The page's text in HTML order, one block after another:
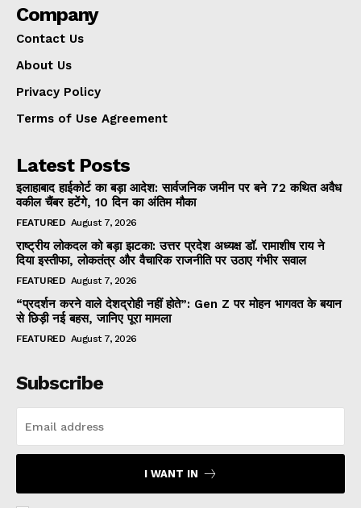
Company
Contact Us
About Us
Privacy Policy
Terms of Use Agreement
Latest Posts
इलाहाबाद हाईकोर्ट का बड़ा आदेश: सार्वजनिक जमीन पर बने 72 कथित अवैध
वकील चैंबर हटेंगे, 10 दिन का अंतिम मौका
FEATURED August 7, 2026
राष्ट्रीय लोकदल को बड़ा झटका: उत्तर प्रदेश अध्यक्ष डॉ. रामाशीष राय ने
दिया इस्तीफा, लोकतंत्र और वैचारिक राजनीति पर उठाए गंभीर सवाल
FEATURED August 7, 2026
“प्रदर्शन करने वाले देशद्रोही नहीं होते”: Gen Z पर मोहन भागवत के बयान
से छिड़ी नई बहस, जानिए पूरा मामला
FEATURED August 7, 2026
Subscribe
I WANT IN